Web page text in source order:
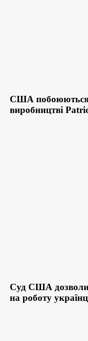
США побоюються
виробництві
Суд США
на роботу